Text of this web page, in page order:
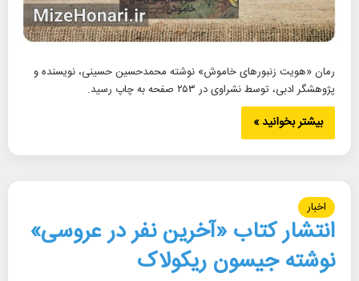
رمان «هویت زنبورهای خاموش» نوشته محمدحسین حسینی، نویسنده و
پژوهشگر ادبی، توسط نشراوی در ۲۵۳ صفحه به چاپ رسید.
بیشتر بخوانید »
اخبار
انتشار کتاب «آخرین نفر در عروسی»
نوشته جیسون ریکولاک